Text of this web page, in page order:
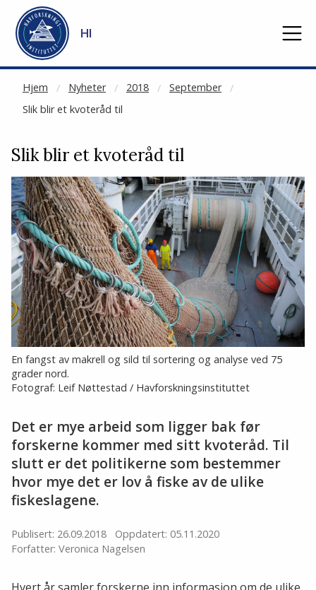
Gå til hovedinnhold
HI
Hjem Nyheter 2018
September
Slik blir et kvoteråd til
NOT CACHED
Slik blir et kvoteråd til
En fangst av makrell og sild til sortering og analyse ved 75
grader nord.
Fotograf: Leif Nøttestad / Havforskningsinstituttet
Det er mye arbeid som ligger bak før
forskerne kommer med sitt kvoteråd. Til
slutt er det politikerne som bestemmer
hvor mye det er lov å fiske av de ulike
fiskeslagene.
Publisert: 26.09.2018
Oppdatert: 05.11.2020
Forfatter: Veronica Nagelsen